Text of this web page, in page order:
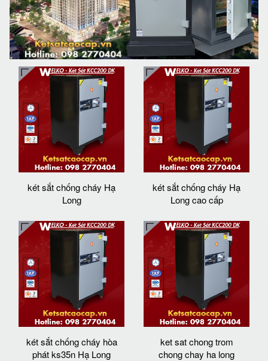
két sắt chống cháy Hạ
Long
két sắt chống cháy Hạ
Long cao cấp
két sắt chống cháy hòa
phát ks35n Hạ Long
ket sat chong trom
chong chay ha long